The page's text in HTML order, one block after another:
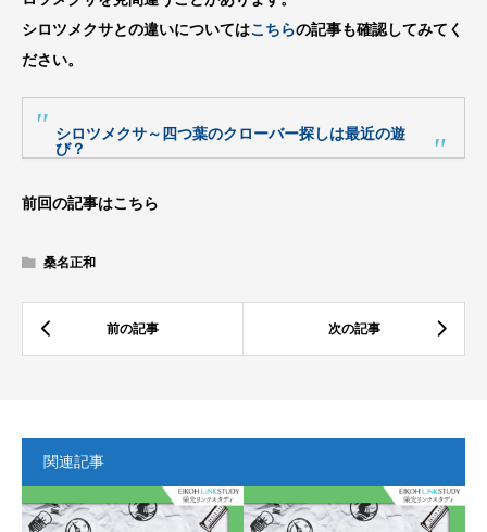
シロツメクサとの違いについてはこちらの記事も確認してみてく
ださい。
シロツメクサ～四つ葉のクローバー探しは最近の遊
び？
前回の記事はこちら
桑名正和
関連記事